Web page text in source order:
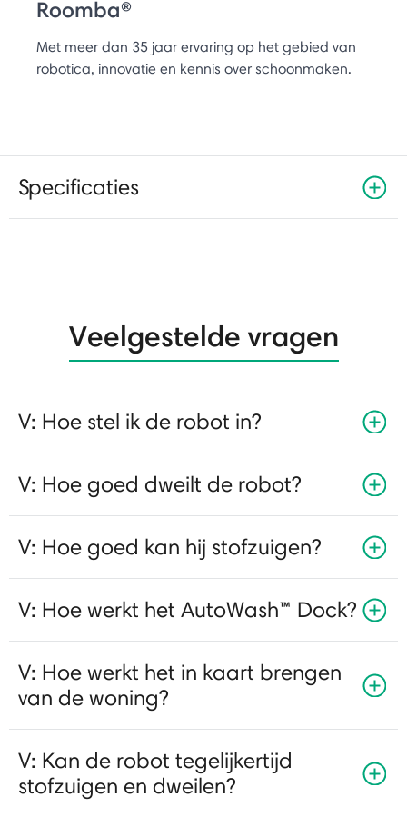
Roomba®
Met meer dan 35 jaar ervaring op het gebied van
robotica, innovatie en kennis over schoonmaken.
Specificaties
Veelgestelde vragen
V: Hoe stel ik de robot in?
V: Hoe goed dweilt de robot?
V: Hoe goed kan hij stofzuigen?
V: Hoe werkt het AutoWash™ Dock?
V: Hoe werkt het in kaart brengen
van de woning?
V: Kan de robot tegelijkertijd
stofzuigen en dweilen?